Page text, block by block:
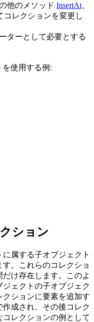
他のメソッド InsertAt
コレクションを変更し
ターとして必要とする
を使用する例:
ション
属する子オブジェクト
。これらのコレクショ
け存在します。このよ
ェクトの子オブジェク
クションに要素を追加す
成され、その後コレク
レクションの例として